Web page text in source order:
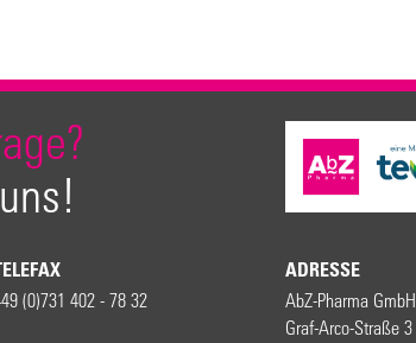
(0)731 402 - 78 32
ADRESSE
AbZ-Pharma GmbH
Graf-Arco-Straße 3